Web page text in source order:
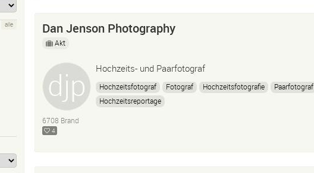
alle Dan Jenson Photography
Akt
Hochzeits- und Paarfotograf
Hochzeitsfotograf Fotograf Hochzeitsfotografie
Paarfotograf
Hochzeitsreportage
6708 Brand
4